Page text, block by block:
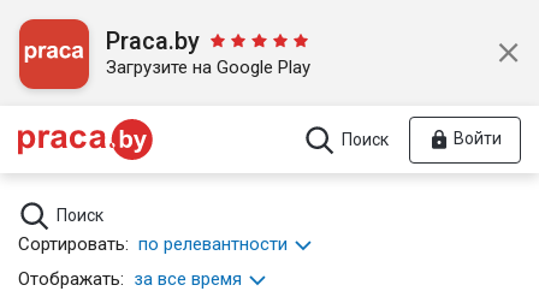
Praca.by
Загрузите на Google Play
Поиск Войти
Поиск
Сортировать: по релевантности
Отображать: за все время